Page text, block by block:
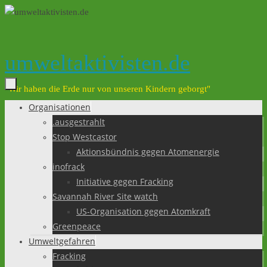
Zum
umweltaktivisten.de
"Wir haben die Erde nur von unseren Kindern geborgt"
Zum
Organisationen
.ausgestrahlt
Stop Westcastor
Aktionsbündnis gegen Atomenergie
inofrack
Initiative gegen Fracking
Savannah River Site watch
US-Organisation gegen Atomkraft
Greenpeace
Umweltgefahren
Fracking